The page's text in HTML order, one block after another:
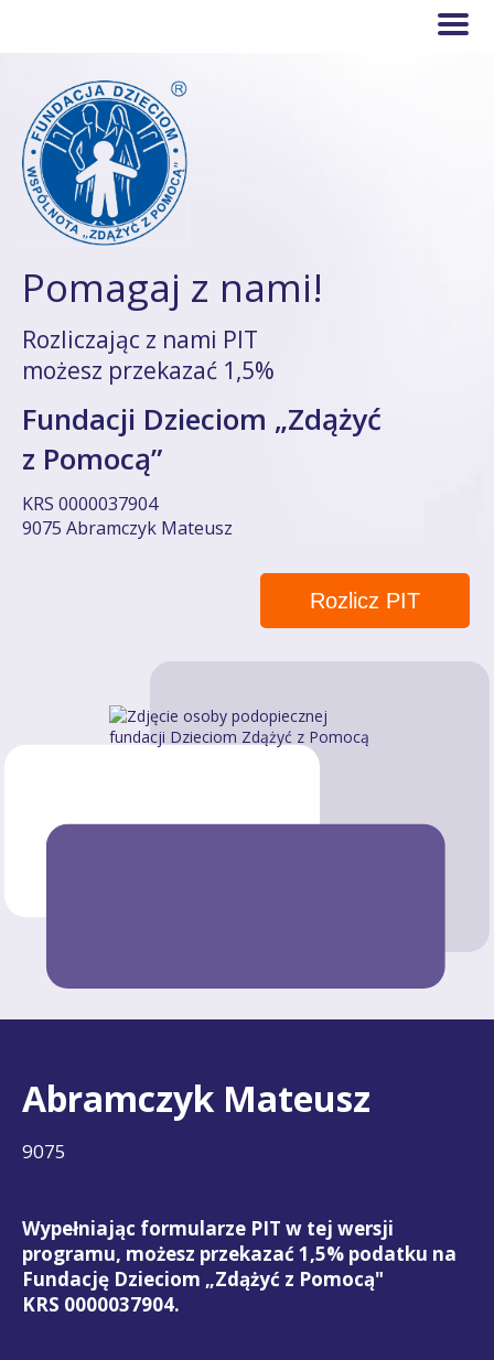
Pomagaj z nami!
Rozliczając z nami PIT
możesz przekazać 1,5%
Fundacji Dzieciom „Zdążyć
z Pomocą”
KRS 0000037904
9075 Abramczyk Mateusz
Rozlicz PIT
Abramczyk Mateusz
9075
Wypełniając formularze PIT w tej wersji
programu, możesz przekazać 1,5% podatku na
Fundację Dzieciom „Zdążyć z Pomocą"
KRS 0000037904.